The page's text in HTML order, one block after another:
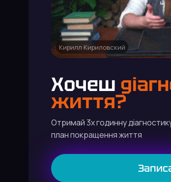
Хочеш
життя?
Отримай 3х годинну
план покращення життя
Кирилл Кириловский